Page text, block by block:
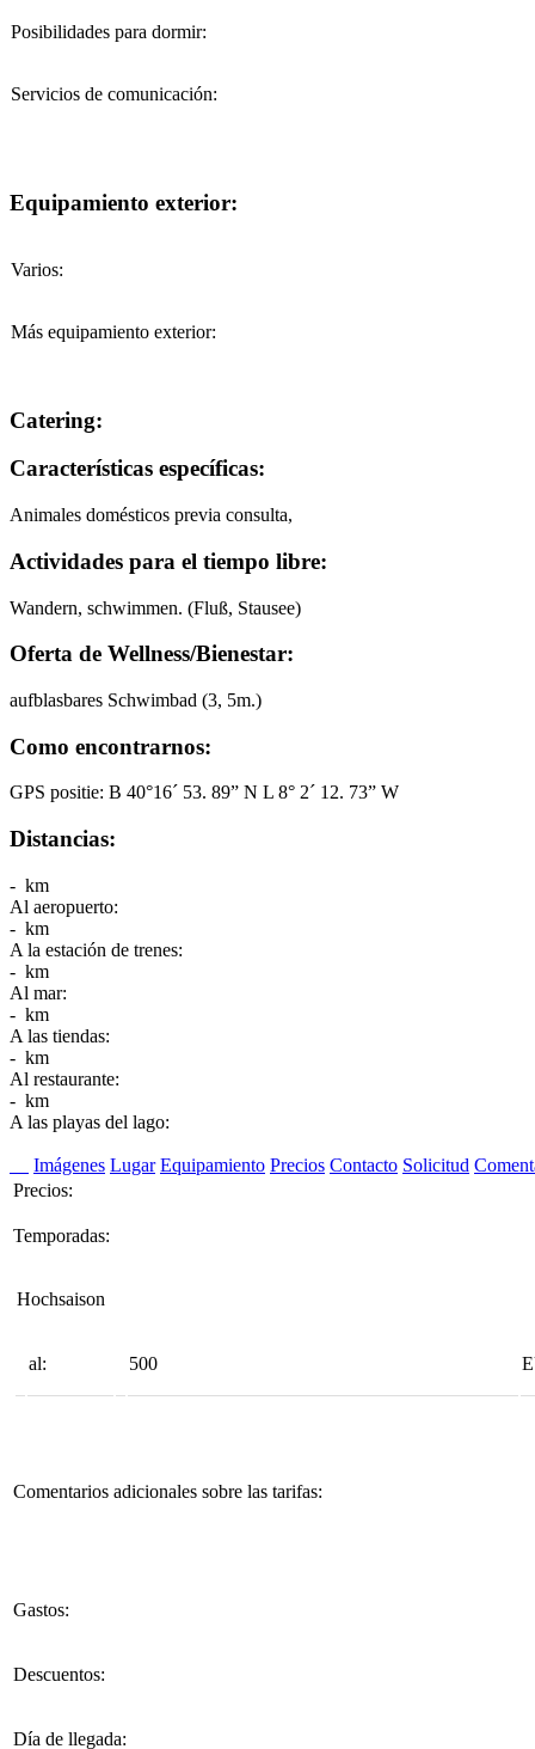
Posibilidades para dormir:
Servicios de comunicación:
Equipamiento exterior:
Varios:
Más equipamiento exterior:
Catering:
Características específicas:
Animales domésticos previa consulta,
Actividades para el tiempo libre:
Wandern, schwimmen. (Fluß, Stausee)
Oferta de Wellness/Bienestar:
aufblasbares Schwimbad (3, 5m.)
Como encontrarnos:
GPS positie: B 40°16´ 53. 89” N L 8° 2´ 12. 73” W
Distancias:
- km
Al aeropuerto:
- km
A la estación de trenes:
- km
Al mar:
- km
A las tiendas:
- km
Al restaurante:
- km
A las playas del lago:
Imágenes Lugar Equipamiento Precios Contacto Solicitud
Precios:
Temporadas:
Hochsaison
al: 500
Comentarios adicionales sobre las tarifas:
Gastos:
Descuentos:
Día de llegada: